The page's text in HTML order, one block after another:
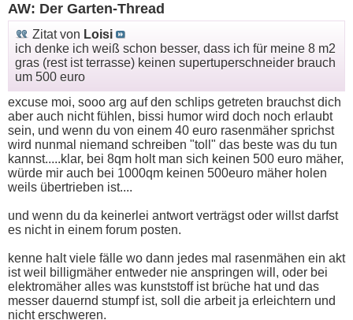
AW: Der Garten-Thread
Zitat von Loisi
ich denke ich weiß schon besser, dass ich für meine 8 m2
gras (rest ist terrasse) keinen supertuperschneider brauch
um 500 euro
excuse moi, sooo arg auf den schlips getreten brauchst dich
aber auch nicht fühlen, bissi humor wird doch noch erlaubt
sein, und wenn du von einem 40 euro rasenmäher sprichst
wird nunmal niemand schreiben "toll" das beste was du tun
kannst.....klar, bei 8qm holt man sich keinen 500 euro mäher,
würde mir auch bei 1000qm keinen 500euro mäher holen
weils übertrieben ist....
und wenn du da keinerlei antwort verträgst oder willst darfst
es nicht in einem forum posten.
kenne halt viele fälle wo dann jedes mal rasenmähen ein akt
ist weil billigmäher entweder nie anspringen will, oder bei
elektromäher alles was kunststoff ist brüche hat und das
messer dauernd stumpf ist, soll die arbeit ja erleichtern und
nicht erschweren.